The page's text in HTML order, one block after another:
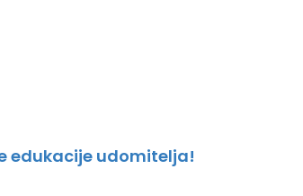
edukacije udomitelja!